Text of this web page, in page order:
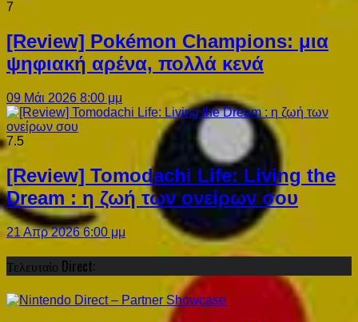
7
[Review] Pokémon Champions: μια
ψηφιακή αρένα, πολλά κενά
09 Μάι 2026 8:00 μμ
7.5
[Review] Tomodachi Life: Living the
Dream : η ζωή των ονείρων σου
21 Απρ 2026 6:00 μμ
Τελευταίο Direct: